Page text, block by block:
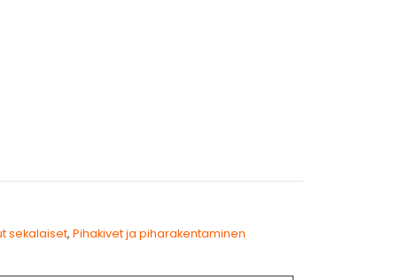
sekalaiset,Pihakivet ja piharakentaminen